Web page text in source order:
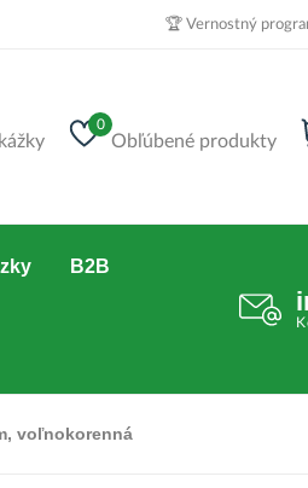
🏆 Vernostný
0
Obľúbené produkty
B2B
voľnokorenná